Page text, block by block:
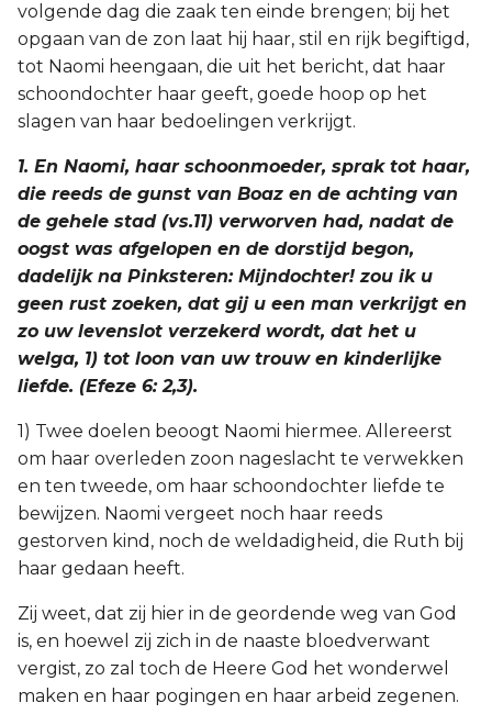
Kolossenzen
1 Thessalonicenzen
2 Thessalonicenzen
1 Timótheüs
2 Timótheüs
Titus
Filémon
Hebreeën
Jakobus
1 Petrus
2 Petrus
1 Johannes
2 Johannes
volgende dag die zaak ten einde brengen; bij het
opgaan van de zon laat hij haar, stil en rijk begiftigd,
tot Naomi heengaan, die uit het bericht, dat haar
schoondochter haar geeft, goede hoop op het
slagen van haar bedoelingen verkrijgt.
1. En Naomi, haar schoonmoeder, sprak tot haar,
die reeds de gunst van Boaz en de achting van
de gehele stad (vs.11) verworven had, nadat de
oogst was afgelopen en de dorstijd begon,
dadelijk na Pinksteren: Mijndochter! zou ik u
geen rust zoeken, dat gij u een man verkrijgt en
zo uw levenslot verzekerd wordt, dat het u
welga, 1) tot loon van uw trouw en kinderlijke
liefde. (Efeze 6: 2,3).
1) Twee doelen beoogt Naomi hiermee. Allereerst
om haar overleden zoon nageslacht te verwekken
en ten tweede, om haar schoondochter liefde te
bewijzen. Naomi vergeet noch haar reeds
gestorven kind, noch de weldadigheid, die Ruth bij
haar gedaan heeft.
Zij weet, dat zij hier in de geordende weg van God
is, en hoewel zij zich in de naaste bloedverwant
vergist, zo zal toch de Heere God het wonderwel
maken en haar pogingen en haar arbeid zegenen.